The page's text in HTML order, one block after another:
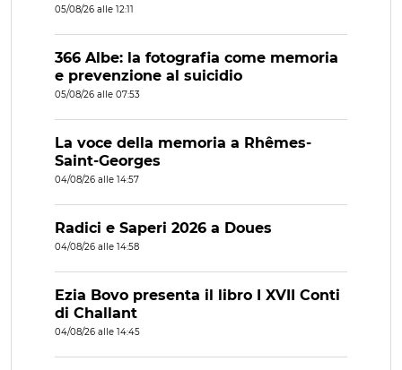
05/08/26 alle 12:11
366 Albe: la fotografia come memoria
e prevenzione al suicidio
05/08/26 alle 07:53
La voce della memoria a Rhêmes-
Saint-Georges
04/08/26 alle 14:57
Radici e Saperi 2026 a Doues
04/08/26 alle 14:58
Ezia Bovo presenta il libro I XVII Conti
di Challant
04/08/26 alle 14:45